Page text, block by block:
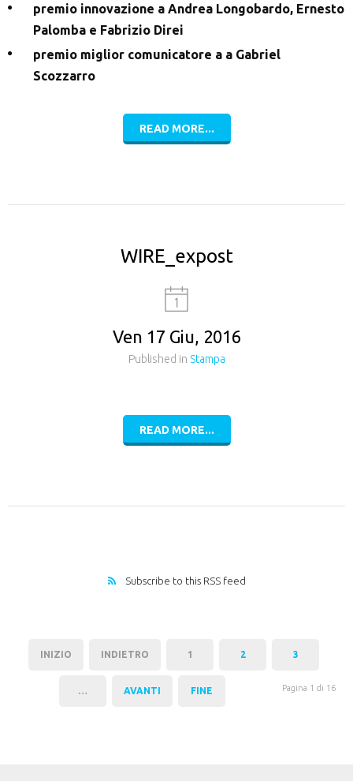
premio innovazione a Andrea Longobardo, Ernesto
Palomba e Fabrizio Direi
premio miglior comunicatore a a Gabriel
Scozzarro
READ MORE...
WIRE_expost
Ven 17 Giu, 2016
Published in Stampa
READ MORE...
Subscribe to this RSS feed
INIZIO INDIETRO 1 2 3
… AVANTI FINE Pagina 1 di 16